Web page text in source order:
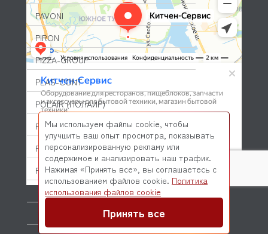
PAVONI
PIRON
PIZZA-GROUP
PLAS-CONT
POLAIR (ПОЛАИР)
PONY
POPCAKE
PRATICA
PRIMAX
© 2026 Kitchen-Service.com Интернет-магазин запчастей
и оборудования профессиональной кухни
Мы используем файлы cookie, чтобы
улучшить ваш опыт просмотра, показывать
персонализированную рекламу или
содержимое и анализировать наш трафик.
Нажимая «Принять все», вы соглашаетесь с
использованием файлов cookie. Политика
использования файлов cookie
Принять все